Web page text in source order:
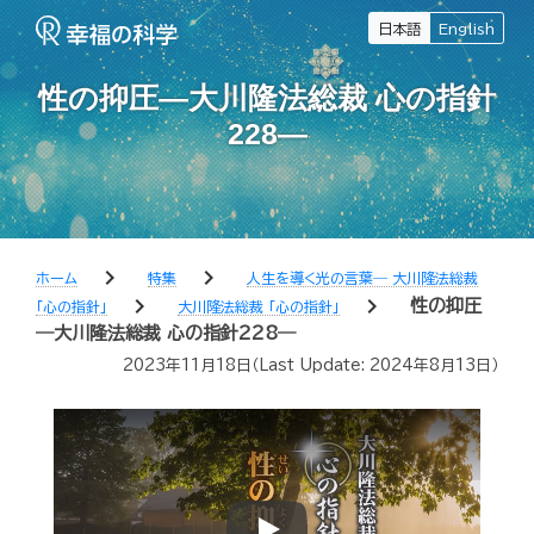
日本語 English
性の抑圧―大川隆法総裁 心の指針
228―
ホーム chevron_right 特集 chevron_right
人生を導く光の言葉― 大川隆法総裁
「心の指針」
chevron_right 大川隆法総裁 「心の指針」 chevron_right
性の抑圧
―大川隆法総裁 心の指針228―
2023年11月18日 （Last Update: 2024年8月13日 ）